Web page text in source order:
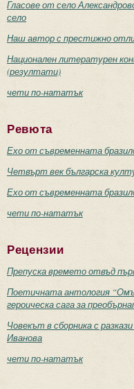
Гласове от село
село
Наш автор с престижно
Национален литературен
(резултати)
чети по-нататък
Ревюта
Ехо от съвременната
Четвърт век българска
Ехо от съвременната
чети по-нататък
Рецензии
Препуска времето отвъд
Поетичната антология
героическа сага за
Човекът в сборника с
Иванова
чети по-нататък